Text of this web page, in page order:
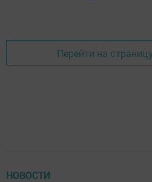
Перейти на
НОВОСТИ